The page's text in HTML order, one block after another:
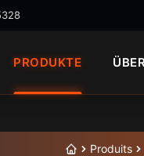
PRODUKTE
Produits